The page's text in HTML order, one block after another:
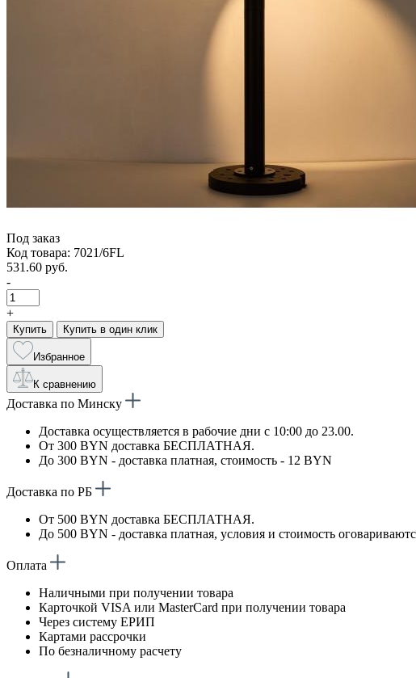
Под заказ
Код товара: 7021/6FL
531.60 руб.
-
+
Купить Купить в один клик
Избранное
К сравнению
Доставка по Минску
Доставка осуществляется в рабочие дни с 10:00 до 23.00.
От 300 BYN доставка БЕСПЛАТНАЯ.
До 300 BYN - доставка платная, стоимость - 12 BYN
Доставка по РБ
От 500 BYN доставка БЕСПЛАТНАЯ.
До 500 BYN - доставка платная, условия и стоимость
Оплата
Наличными при получении товара
Карточкой VISA или MasterCard при получении товара
Через систему ЕРИП
Картами рассрочки
По безналичному расчету